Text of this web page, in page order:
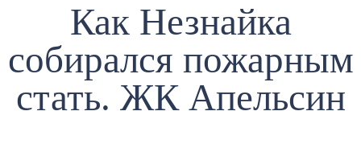
Как Незнайка
собирался пожарным
стать. ЖК Апельсин